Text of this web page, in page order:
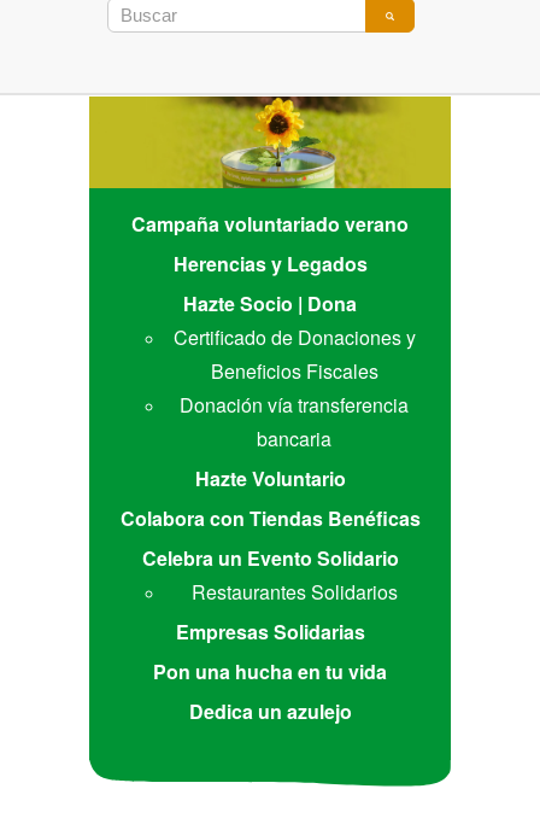
Campaña voluntariado verano
Herencias y Legados
Hazte Socio | Dona
Certificado de Donaciones y
Beneficios Fiscales
Donación vía transferencia
bancaria
Hazte Voluntario
Colabora con Tiendas Benéficas
Celebra un Evento Solidario
Restaurantes Solidarios
Empresas Solidarias
Pon una hucha en tu vida
Dedica un azulejo